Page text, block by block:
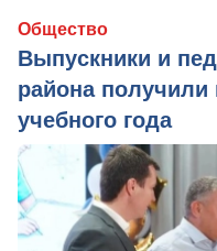
Общество
Выпускники и
района
учебного года